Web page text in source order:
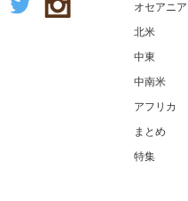
オセアニア
北米
中東
中南米
アフリカ
まとめ
特集